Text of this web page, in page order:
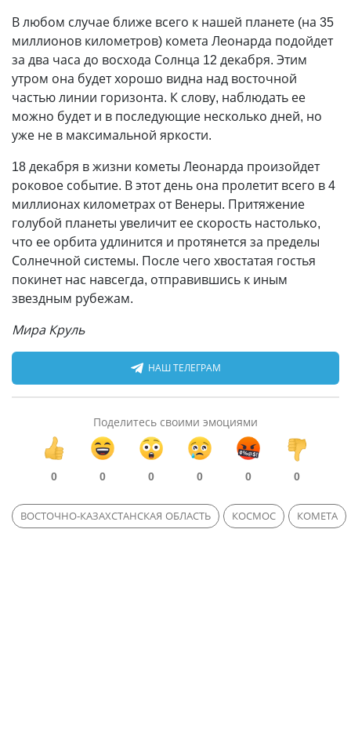
В любом случае ближе всего к нашей планете (на 35
миллионов километров) комета Леонарда подойдет
за два часа до восхода Солнца 12 декабря. Этим
утром она будет хорошо видна над восточной
частью линии горизонта. К слову, наблюдать ее
можно будет и в последующие несколько дней, но
уже не в максимальной яркости.
18 декабря в жизни кометы Леонарда произойдет
роковое событие. В этот день она пролетит всего в 4
миллионах километрах от Венеры. Притяжение
голубой планеты увеличит ее скорость настолько,
что ее орбита удлинится и протянется за пределы
Солнечной системы. После чего хвостатая гостья
покинет нас навсегда, отправившись к иным
звездным рубежам.
Мира Круль
НАШ ТЕЛЕГРАМ
Поделитесь своими эмоциями
0 0 0 0 0 0
ВОСТОЧНО-КАЗАХСТАНСКАЯ ОБЛАСТЬ КОСМОС КОМЕТА